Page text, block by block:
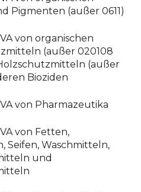
Pigmenten (außer 0611)
von organischen
(außer 020108
(außer
Bioziden
von Pharmazeutika
von Fetten,
Seifen, Waschmitteln,
und